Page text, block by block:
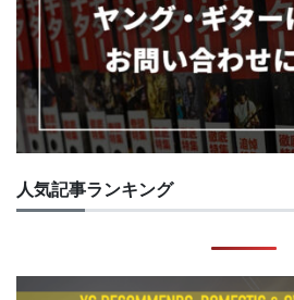
人気記事ランキング